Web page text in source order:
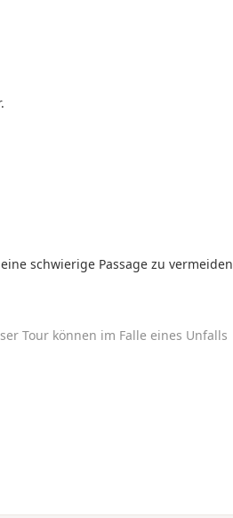
schwierige Passage zu vermeiden
Tour können im Falle eines Unfalls